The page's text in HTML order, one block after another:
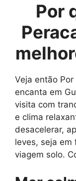
Por
Veja então
encanta em
visita com
e clima
desacelerar,
leves, seja em
viagem solo.